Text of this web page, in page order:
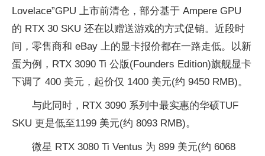
Lovelace”GPU 上市前清仓，部分基于 Ampere GPU
的 RTX 30 SKU 还在以赠送游戏的方式促销。近段时
间，零售商和 eBay 上的显卡报价都在一路走低。以新
蛋为例，RTX 3090 Ti 公版(Founders Edition)旗舰显卡
下调了 400 美元，起价仅 1400 美元(约 9450 RMB)。
与此同时，RTX 3090 系列中最实惠的华硕TUF
SKU 更是低至1199 美元(约 8093 RMB)。
微星 RTX 3080 Ti Ventus 为 899 美元(约 6068